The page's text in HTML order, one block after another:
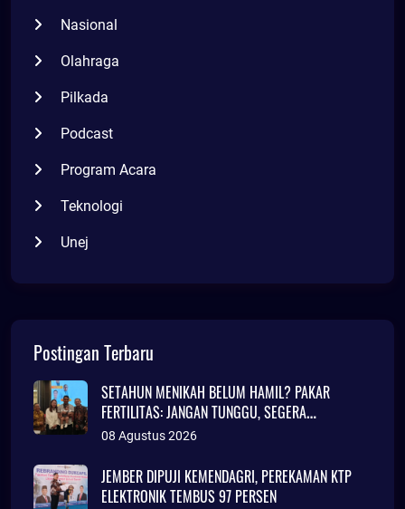
Nasional
Olahraga
Pilkada
Podcast
Program Acara
Teknologi
Unej
Postingan Terbaru
SETAHUN MENIKAH BELUM HAMIL? PAKAR
FERTILITAS: JANGAN TUNGGU, SEGERA
KONSULTASI
08 Agustus 2026
JEMBER DIPUJI KEMENDAGRI, PEREKAMAN KTP
ELEKTRONIK TEMBUS 97 PERSEN